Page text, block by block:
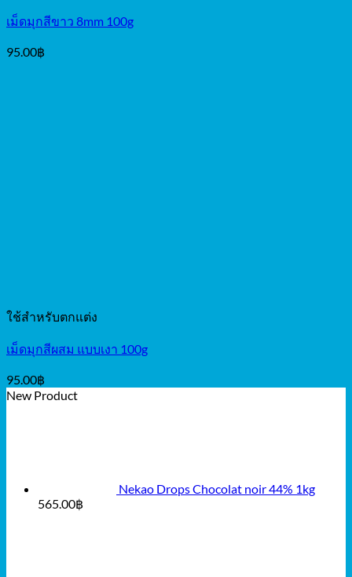
เม็ดมุกสีขาว 8mm 100g
95.00฿
ใช้สำหรับตกแต่ง
เม็ดมุกสีผสม แบบเงา 100g
95.00฿
New Product
Nekao Drops Chocolat noir 44% 1kg
565.00฿